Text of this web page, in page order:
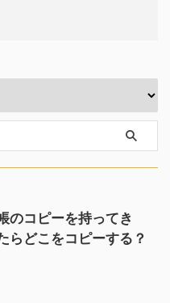
のコピーを持ってき
らどこをコピーする？